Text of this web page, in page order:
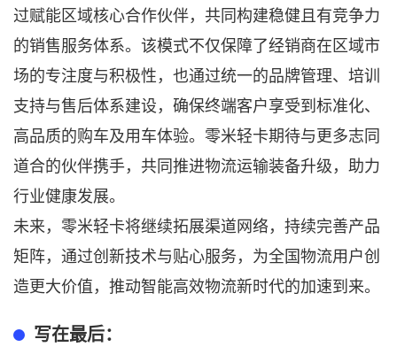
过赋能区域核心合作伙伴，共同构建稳健且有竞争力
的销售服务体系。该模式不仅保障了经销商在区域市
场的专注度与积极性，也通过统一的品牌管理、培训
支持与售后体系建设，确保终端客户享受到标准化、
高品质的购车及用车体验。零米轻卡期待与更多志同
道合的伙伴携手，共同推进物流运输装备升级，助力
行业健康发展。
未来，零米轻卡将继续拓展渠道网络，持续完善产品
矩阵，通过创新技术与贴心服务，为全国物流用户创
造更大价值，推动智能高效物流新时代的加速到来。
写在最后：